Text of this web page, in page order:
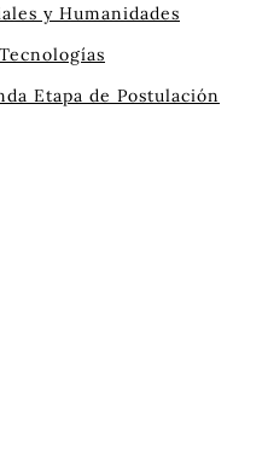
y Humanidades
Etapa de Postulación